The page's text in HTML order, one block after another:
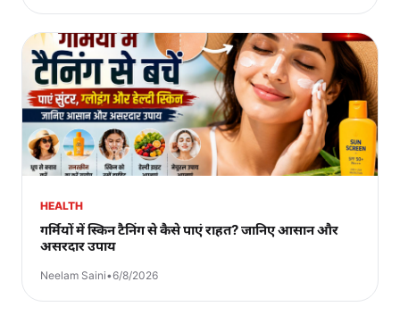
HEALTH
गर्मियों में स्किन टैनिंग से कैसे पाएं राहत? जानिए आसान और
असरदार उपाय
Neelam Saini•6/8/2026